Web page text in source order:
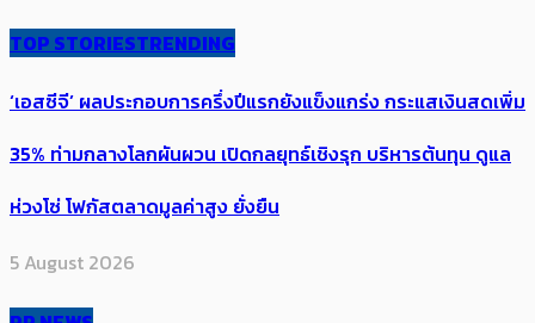
TOP STORIESTRENDING
‘เอสซีจี’ ผลประกอบการครึ่งปีแรกยังแข็งแกร่ง กระแสเงินสดเพิ่ม
35% ท่ามกลางโลกผันผวน เปิดกลยุทธ์เชิงรุก บริหารต้นทุน ดูแล
ห่วงโซ่ โฟกัสตลาดมูลค่าสูง ยั่งยืน
5 August 2026